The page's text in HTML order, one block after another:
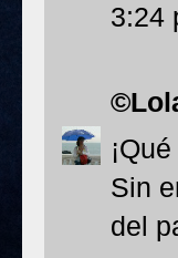
3:24
Sin
del